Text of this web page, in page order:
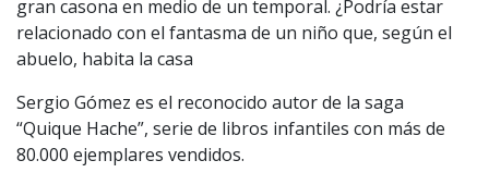
gran casona en medio de un temporal. ¿Podría estar
relacionado con el fantasma de un niño que, según el
abuelo, habita la casa​
Sergio Gómez es el reconocido autor de la saga
“Quique Hache”, serie de libros infantiles con más de
80.000 ejemplares vendidos.